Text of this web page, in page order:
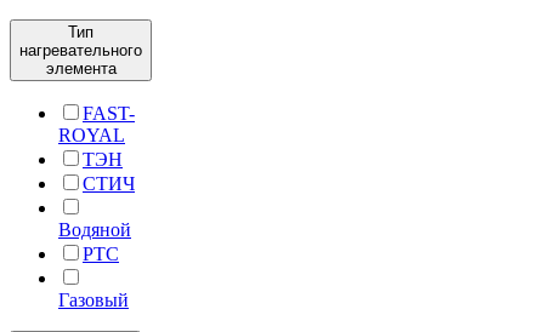
Тип
нагревательного
элемента
FAST-
ROYAL
ТЭН
СТИЧ
Водяной
РТС
Газовый